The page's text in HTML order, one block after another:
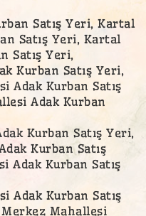
Satış Yeri, Kartal
Satış Yeri, Kartal
Satış Yeri,
Kurban Satış Yeri,
Adak Kurban Satış
Adak Kurban
Kurban Satış Yeri,
Kurban Satış
Adak Kurban Satış
Adak Kurban Satış
Mahallesi